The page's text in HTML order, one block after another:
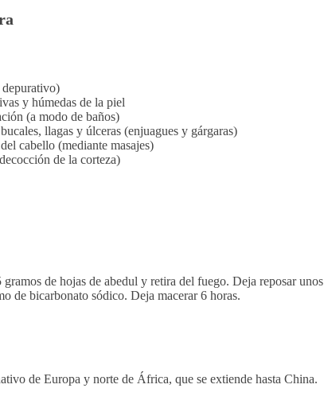
y húmedas de la piel
(a modo de baños)
llagas y úlceras (enjuagues y gárgaras)
cabello (mediante masajes)
de la corteza)
de hojas de abedul y retira del fuego. Deja reposar unos
de bicarbonato sódico. Deja macerar 6 horas.
de Europa y norte de África, que se extiende hasta China.